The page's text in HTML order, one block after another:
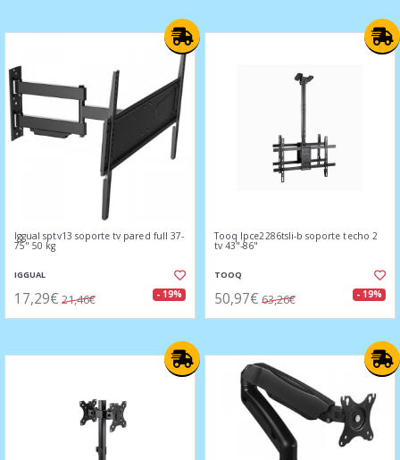
Iggual sptv13 soporte tv pared full 37-
75" 50 kg
IGGUAL
17,29€ 21,46€ - 19%
Tooq lpce2286tsli-b soporte techo 2
tv 43"-86"
TOOQ
50,97€ 63,26€ - 19%